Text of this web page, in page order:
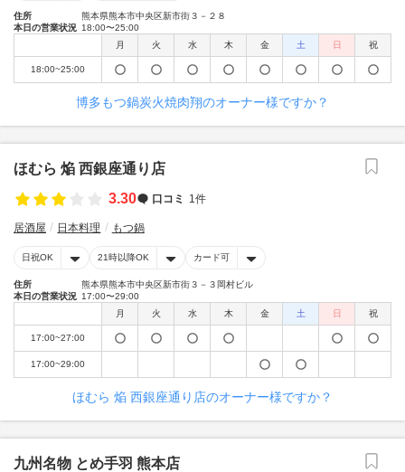
住所
熊本県熊本市中央区新市街３－２８
本日の営業状況 18:00〜25:00
月
火 水 木 金 土 日 祝
18:00~25:00
博多もつ鍋炭火焼肉翔のオーナー様ですか？
ほむら 焔 西銀座通り店
3.30
口コミ 1件
居酒屋 日本料理 もつ鍋
日祝OK 21時以降OK カード可
住所
熊本県熊本市中央区新市街３－３岡村ビル
本日の営業状況 17:00〜29:00
月
火 水 木 金 土 日 祝
17:00~27:00
17:00~29:00
ほむら 焔 西銀座通り店のオーナー様ですか？
九州名物 とめ手羽 熊本店